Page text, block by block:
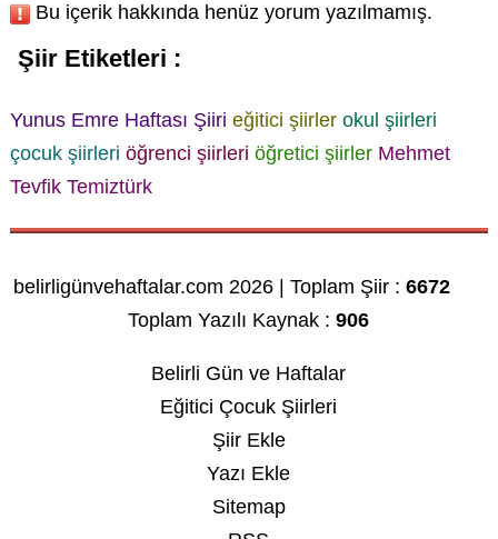
Bu içerik hakkında henüz yorum yazılmamış.
Şiir Etiketleri :
Yunus Emre Haftası Şiiri eğitici şiirler okul şiirleri
çocuk şiirleri öğrenci şiirleri öğretici şiirler Mehmet
Tevfik Temiztürk
belirligünvehaftalar.com 2026 | Toplam Şiir :6672
Toplam Yazılı Kaynak :906
Belirli Gün ve Haftalar
Eğitici Çocuk Şiirleri
Şiir Ekle
Yazı Ekle
Sitemap